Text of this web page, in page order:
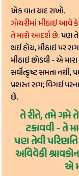
એક વાત યાદ રાખો.
ગોચરીમાં મીઠાઇ આવે
તે મારો આદર્શ છે. પણ
થઈ હોય, મીઠાઇ પર
મીઠાઇ છોડવી - એ
સર્વોત્કૃષ્ટ સમતા નથી,
પ્રશસ્ત રાગ; વિગઈ
છે.
તે રીતે, તમે ગમે
ટકાવવી - તે
પણ તેવી પરિણતિ
અવિવેકી
એ